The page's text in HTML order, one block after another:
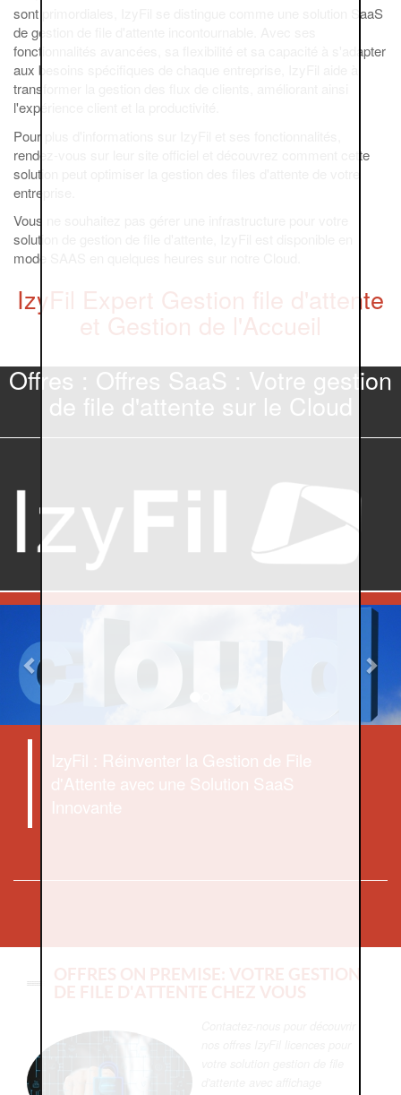
sont primordiales, IzyFil se distingue comme une solution SaaS
de gestion de file d'attente incontournable. Avec ses
fonctionnalités avancées, sa flexibilité et sa capacité à s'adapter
aux besoins spécifiques de chaque entreprise, IzyFil aide à
transformer la gestion des flux de clients, améliorant ainsi
l'expérience client et la productivité.
Pour plus d'informations sur IzyFil et ses fonctionnalités,
rendez-vous sur leur site officiel et découvrez comment cette
solution peut optimiser la gestion des files d'attente de votre
entreprise.
Vous ne souhaitez pas gérer une infrastructure pour votre
solution de gestion de file d'attente, IzyFil est disponible en
mode SAAS en quelques heures sur notre Cloud.
IzyFil Expert Gestion file d'attente
et Gestion de l'Accueil
Offres : Offres SaaS : Votre gestion
de file d'attente sur le Cloud
IzyFil : Réinventer la Gestion de File
d'Attente avec une Solution SaaS
Innovante
OFFRES ON PREMISE: VOTRE GESTION
DE FILE D'ATTENTE CHEZ VOUS